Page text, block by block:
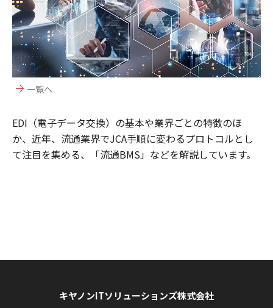
一覧へ
EDI（電子データ交換）の基本や業界ごとの特徴のほ
か、近年、流通業界でJCA手順に変わるプロトコルとし
て注目を集める、「流通BMS」などを解説しています。
キヤノンITソリューションズ株式会社